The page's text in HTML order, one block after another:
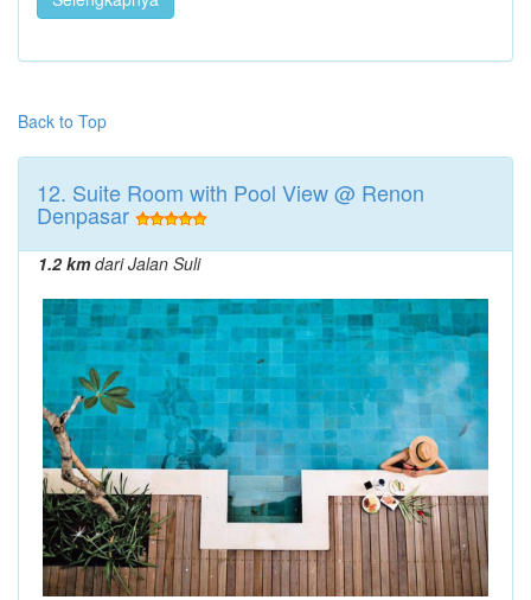
Back to Top
12. Suite Room with Pool View @ Renon
Denpasar
1.2 kmdari Jalan Suli